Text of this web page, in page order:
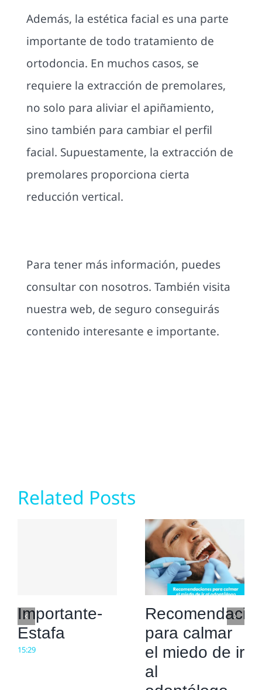
Además, la estética facial es una parte
importante de todo tratamiento de
ortodoncia. En muchos casos, se
requiere la extracción de premolares,
no solo para aliviar el apiñamiento,
sino también para cambiar el perfil
facial. Supuestamente, la extracción de
premolares proporciona cierta
reducción vertical.
Para tener más información, puedes
consultar con nosotros. También visita
nuestra web, de seguro conseguirás
contenido interesante e importante.
Related Posts
Importante-
Estafa
15:29
para calmar
el miedo de ir
al